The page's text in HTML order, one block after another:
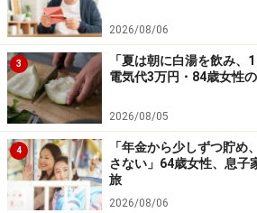
2026/08/06
3
「夏は朝に白湯を飲み
電気代3万円・84歳女性
2026/08/05
4
「年金から少しずつ貯め
さない」64歳女性、息子
旅
2026/08/06